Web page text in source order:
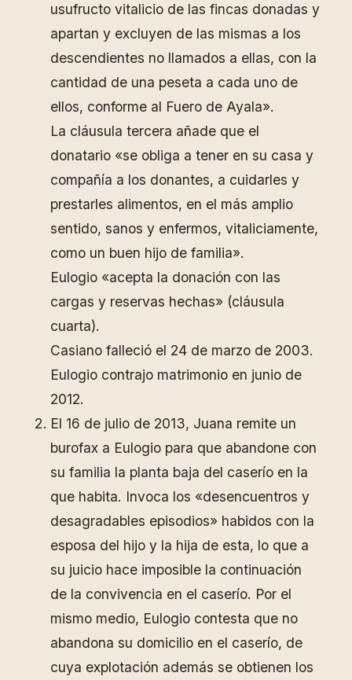
usufructo vitalicio de las fincas donadas y
apartan y excluyen de las mismas a los
descendientes no llamados a ellas, con la
cantidad de una peseta a cada uno de
ellos, conforme al Fuero de Ayala».
La cláusula tercera añade que el
donatario «se obliga a tener en su casa y
compañía a los donantes, a cuidarles y
prestarles alimentos, en el más amplio
sentido, sanos y enfermos, vitaliciamente,
como un buen hijo de familia».
Eulogio «acepta la donación con las
cargas y reservas hechas» (cláusula
cuarta).
Casiano falleció el 24 de marzo de 2003.
Eulogio contrajo matrimonio en junio de
2012.
El 16 de julio de 2013, Juana remite un
burofax a Eulogio para que abandone con
su familia la planta baja del caserío en la
que habita. Invoca los «desencuentros y
desagradables episodios» habidos con la
esposa del hijo y la hija de esta, lo que a
su juicio hace imposible la continuación
de la convivencia en el caserío. Por el
mismo medio, Eulogio contesta que no
abandona su domicilio en el caserío, de
cuya explotación además se obtienen los